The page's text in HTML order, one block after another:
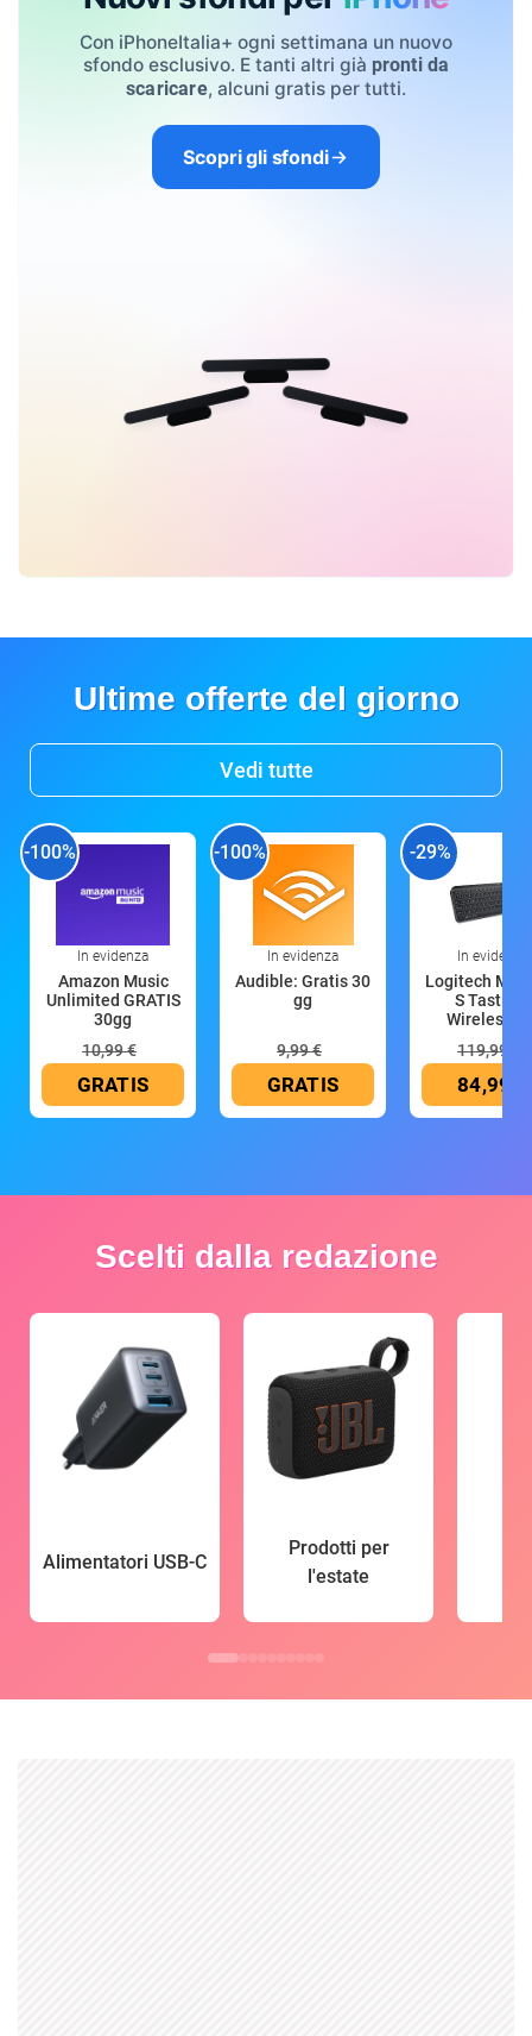
Con iPhoneItalia+ ogni settimana un nuovo
sfondo esclusivo. E tanti altri già pronti da
scaricare, alcuni gratis per tutti.
Scopri gli sfondi
Ultime offerte del giorno
Vedi tutte
-100%
In evidenza
Amazon Music
Unlimited GRATIS
30gg
10,99 €
GRATIS
-100%
In evidenza
Audible: Gratis 30
gg
9,99 €
GRATIS
-29%
In evidenza
Logitech MX
S Tastiera
Wireless
119,99 €
84,99 €
Scelti dalla redazione
Alimentatori USB-C
Prodotti per
l'estate